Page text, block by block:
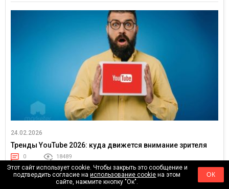
24.02.2026
Тренды YouTube 2026: куда движется внимание зрителя
0 18489
Этот сайт использует cookie. Чтобы закрыть это сообщение и
подтвердить согласие наиспользование cookie на этом
сайте, нажмите кнопку "Ок".
ОК